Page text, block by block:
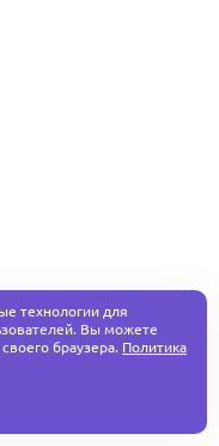
технологии для
Вы можете
браузера. Политика